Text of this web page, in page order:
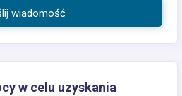
wiadomość
w celu uzyskania